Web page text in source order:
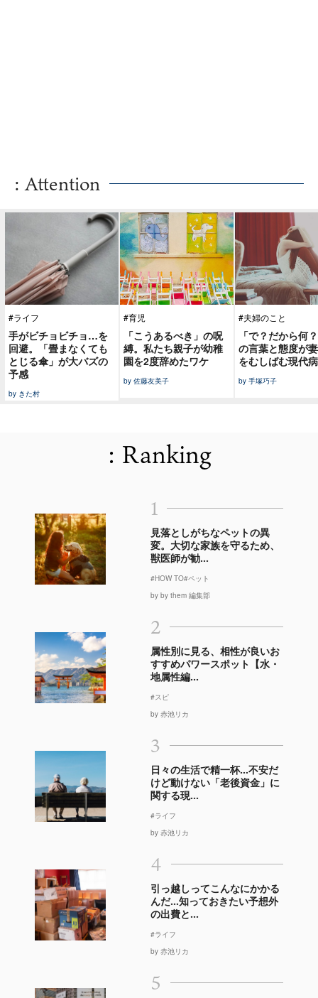
: Attention
#ライフ
手がビチョビチョ…を
回避。「畳まなくても
とじる傘」が大バズの
予感
by きた村
#育児
「こうあるべき」の呪
縛。私たち親子が幼稚
園を2度辞めたワケ
by 佐藤友美子
#夫婦のこと
「で？だから何
の言葉と態度が
をむしばむ現代病
by 手塚巧子
: Ranking
1
見落としがちなペットの異
変。大切な家族を守るため、
獣医師が勧...
#HOW TO#ペット
by by them 編集部
2
属性別に見る、相性が良いお
すすめパワースポット【水・
地属性編...
#スピ
by 赤池リカ
3
日々の生活で精一杯…不安だ
けど動けない「老後資金」に
関する現...
#ライフ
by 赤池リカ
4
引っ越しってこんなにかかる
んだ…知っておきたい予想外
の出費と...
#ライフ
by 赤池リカ
5